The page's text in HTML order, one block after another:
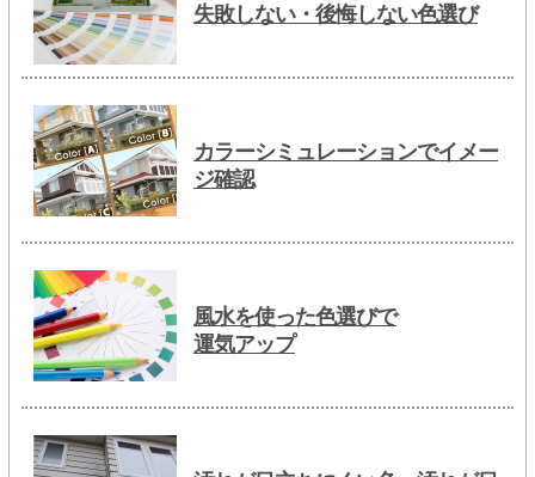
失敗しない・後悔しない色選び
カラーシミュレーションでイメー
ジ確認
風水を使った色選びで
運気アップ